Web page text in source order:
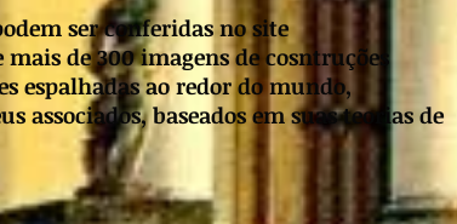
ser conferidas no site
mais de 300 imagens de cosntruções
espalhadas ao redor do mundo,
associados, baseados em suas teorias de